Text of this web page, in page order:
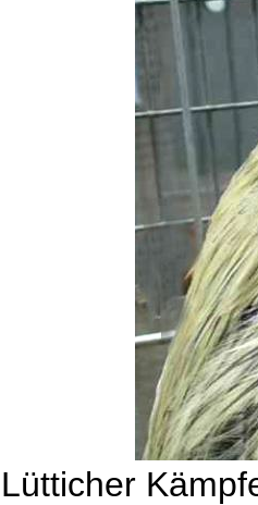
Lütticher